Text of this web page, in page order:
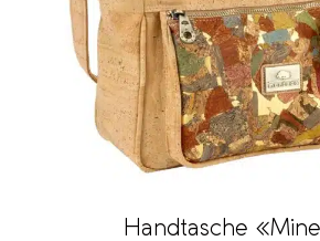
Handtasche